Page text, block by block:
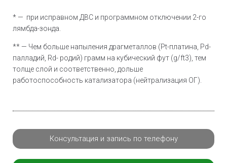
* — при исправном ДВС и программном отключении 2-го
лямбда-зонда.
** — Чем больше напыления драгметаллов (Pt-платина, Pd-
палладий, Rd- родий) грамм на кубический фут (g/ft3), тем
толще слой и соответственно, дольше
работоспособность катализатора (нейтрализация ОГ).
Консультация и запись по телефону